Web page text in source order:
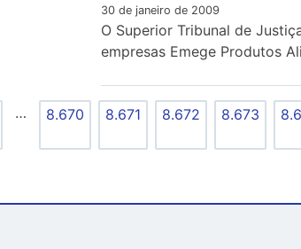
30 de janeiro de 2009
O Superior Tribunal de
empresas Emege Produtos
… 8.670 8.671 8.672 8.673